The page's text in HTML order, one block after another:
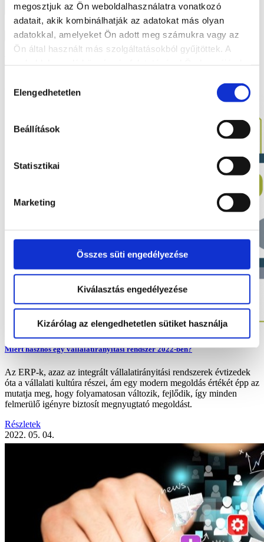
megosztjuk az Ön weboldalhasználatra vonatkozó
adatait, akik kombinálhatják az adatokat más olyan
adatokkal, amelyeket Ön adott meg számukra vagy az
Ön által használt más szolgáltatásokból gyűjtöttek. A
kiválasztása
Elengedhetetlen
Beállítások
Statisztikai
Marketing
Összes süti engedélyezése
Kiválasztás engedélyezése
Kizárólag az elengedhetetlen sütiket használja
Elfogadom azAdatkezelési tájékoztatót
Küldés
Legutóbbi bejegyzések
Miért hasznos egy vállalatirányítási rendszer 2022-ben?
Az ERP-k, azaz az integrált vállalatirányitási rendszerek évtizedek
óta a vállalati kultúra részei, ám egy modern megoldás értékét épp az
mutatja meg, hogy folyamatosan változik, fejlődik, így minden
felmerülő igényre biztosít megnyugtató megoldást.
Részletek
2022. 05. 04.